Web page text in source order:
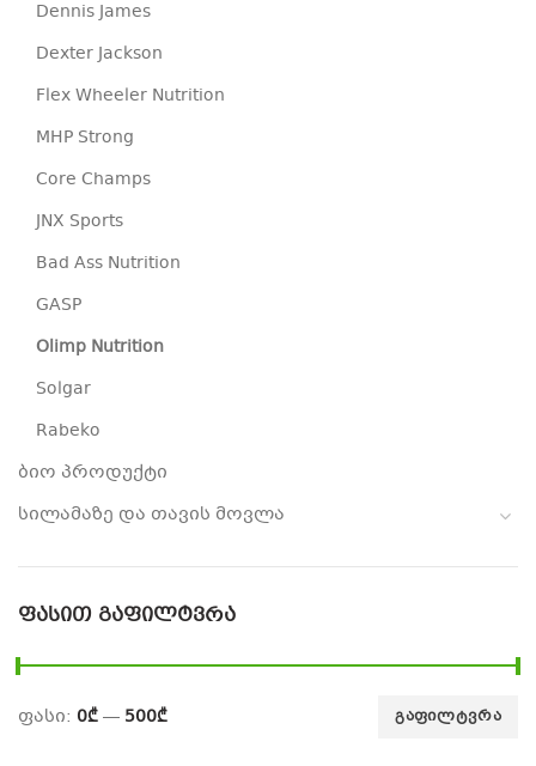
Dennis James
Dexter Jackson
Flex Wheeler Nutrition
MHP Strong
Core Champs
JNX Sports
Bad Ass Nutrition
GASP
Olimp Nutrition
Solgar
Rabeko
ბიო პროდუქტი
სილამაზე და თავის მოვლა
ᲤᲐᲡᲘᲗ ᲒᲐᲤᲘᲚᲢᲕᲠᲐ
ᲒᲐᲤᲘᲚᲢᲕᲠᲐ
ფასი: 0₾— 500₾